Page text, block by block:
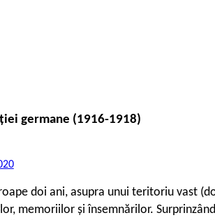
germane (1916-1918)
doi ani, asupra unui teritoriu vast
memoriilor și însemnărilor.